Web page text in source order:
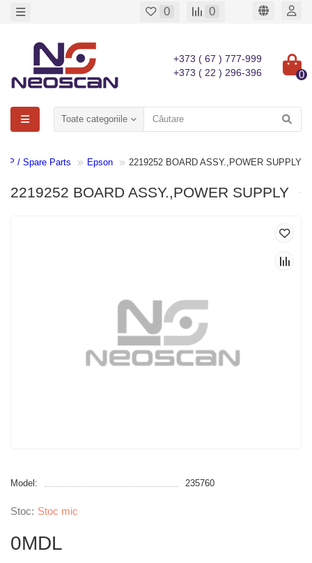
0 0
+373 ( 67 ) 777-999
+373 ( 22 ) 296-396
0
Toate categoriile
/ Spare Parts Epson 2219252 BOARD ASSY.,POWER SUPPLY
2219252 BOARD ASSY.,POWER SUPPLY
Model: 235760
Stoc mic
0MDL